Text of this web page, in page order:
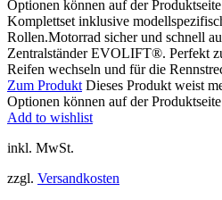
Optionen können auf der
Komplettset inklusive
Rollen.Motorrad sicher und schnell
Zentralständer EVOLIFT®. Perfekt
Reifen wechseln und für die
Zum Produkt Dieses Produkt weist
Optionen können auf der
Add to wishlist
inkl. MwSt.
zzgl. Versandkosten